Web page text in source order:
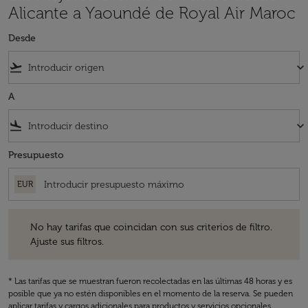
Alicante a Yaoundé de Royal Air Maroc
Desde
flight_takeoff keyboard_arrow_down
A
flight_land keyboard_arrow_down
Presupuesto
EUR
No hay tarifas que coincidan con sus criterios de filtro.
Ajuste sus filtros.
* Las tarifas que se muestran fueron recolectadas en las últimas 48 horas y es
posible que ya no estén disponibles en el momento de la reserva. Se pueden
aplicar tarifas y cargos adicionales para productos y servicios opcionales.